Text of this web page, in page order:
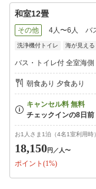
テレビ、冷蔵庫、金庫
アメニティ: 浴衣、バ
※お子様用の浴衣・バ
い。
□地域情報□
堂ヶ島は海に沈む夕陽
ございます。当館は
堂ヶ島マリン(遊覧船)
伊豆トリックアート迷
乗浜海水浴場 ・・・徒
●イベント情報
和室12畳
その他 4人〜6人 バ
洗浄機付トイレ 海が見える
バス・トイレ付 全室海側
朝食あり 夕食あり
お1人さま1泊（4名1室利用時
18,150円 ／人〜
ポイント(1%)